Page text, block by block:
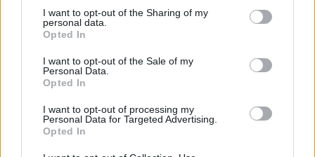
I want to opt-out of the Sharing of my
personal data.
Opted In
I want to opt-out of the Sale of my
Personal Data.
Opted In
I want to opt-out of processing my
Personal Data for Targeted Advertising.
Opted In
πρώτων αγώνων του Γ΄προκριματικού
γύρου
7 Αυγούστου 2026, 00:10
Europa League: Με ΤΣΚΑ Σόφιας λογικά ο
ΟΦΗ στα Play Off - Τα αποτελέσματα των
7 Αυγούστου 2026, 00:04
“Ciao espresso bar”: 12 χρόνια τώρα η δική